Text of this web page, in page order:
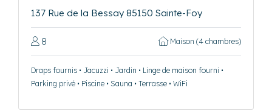
137 Rue de la Bessay 85150 Sainte-Foy
8 Maison (4 chambres)
Draps fournis • Jacuzzi • Jardin • Linge de maison fourni •
Parking privé • Piscine • Sauna • Terrasse • WiFi